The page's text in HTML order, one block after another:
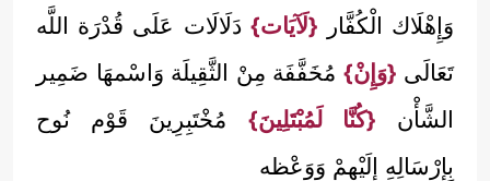
وَإِهْلَاك الْكُفَّار {لَآيَات} دَلَالَات عَلَى قُدْرَة اللَّه
تَعَالَى {وَإِنْ} مُخَفَّفَة مِنْ الثَّقِيلَة وَاسْمهَا ضَمِير
الشَّأْن {كُنَّا لَمُبْتَلِينَ} مُخْتَبِرِينَ قَوْم نُوح
بِإِرْسَالِهِ إلَيْهِمْ وَوَعْظه